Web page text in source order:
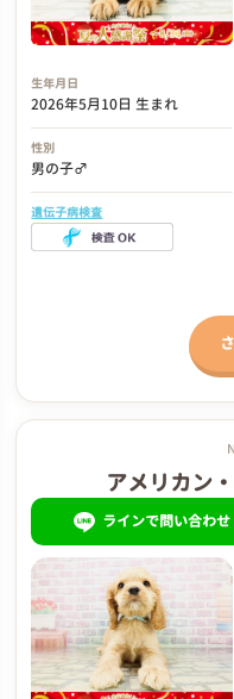
生年月日
2026年5月10日 生まれ
性別
男の子♂
遺伝子病検査
アメリカン
ラインで問い合わせ